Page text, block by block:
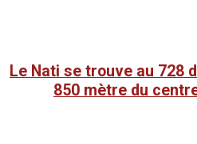
Le Nati se trouve au 728
850 mètre du